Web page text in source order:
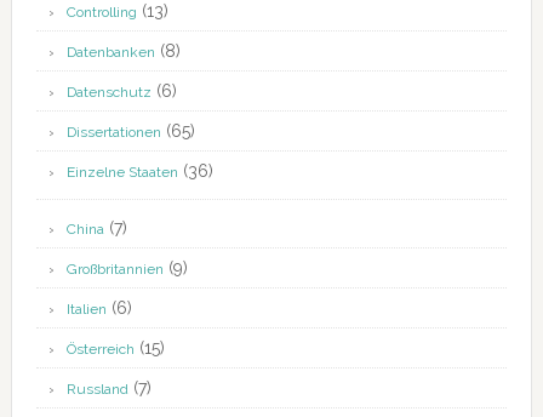
Controlling (13)
Datenbanken (8)
Datenschutz (6)
Dissertationen (65)
Einzelne Staaten (36)
China(7)
Großbritannien (9)
Italien (6)
Österreich (15)
Russland(7)